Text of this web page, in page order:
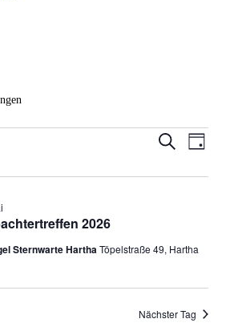
und
Suche
Tag
2026
Sternwarte HarthaTöpelstraße 49, Hartha
Nächster Tag